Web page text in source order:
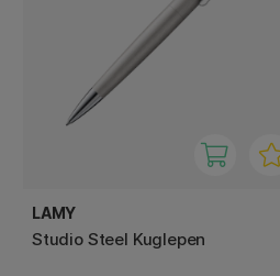
LAMY
Studio Steel Kuglepen